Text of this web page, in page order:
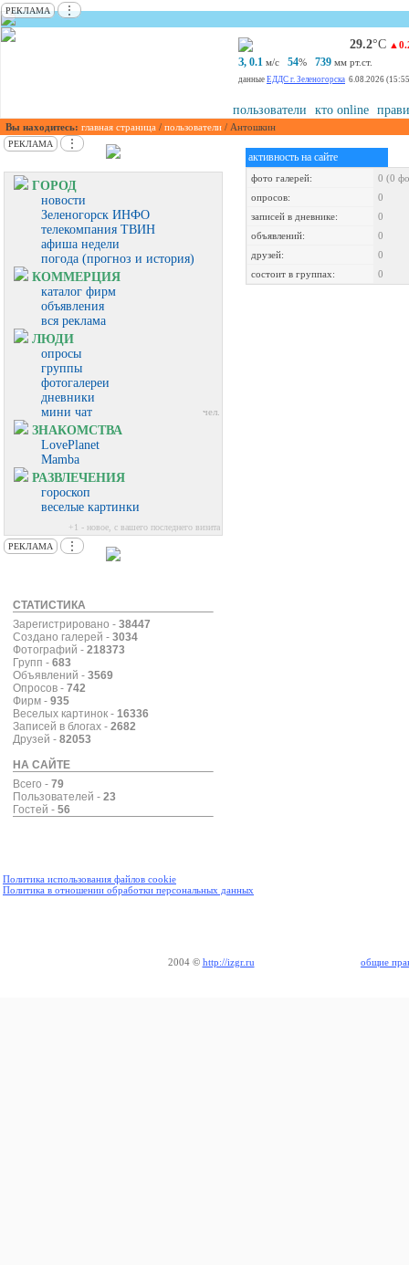
РЕКЛАМА ⋮
29.2°С
З, 0.1 м/с 54% 739 мм рт.ст.
данные ЕДДС г. Зеленогорска 6.08.2026
пользователи кто online
Вы находитесь: главная страница / пользователи / Антошкин
РЕКЛАМА ⋮
ГОРОД
новости
Зеленогорск ИНФО
телекомпания ТВИН
афиша недели
погода (прогноз и история)
КОММЕРЦИЯ
каталог фирм
объявления
вся реклама
ЛЮДИ
опросы
группы
фотогалереи
дневники
мини чат
чел.
ЗНАКОМСТВА
LovePlanet
Mamba
РАЗВЛЕЧЕНИЯ
гороскоп
веселые картинки
+1 - новое, с вашего последнего визита
РЕКЛАМА
⋮
СТАТИСТИКА
Зарегистрировано - 38447
Создано галерей - 3034
Фотографий - 218373
Групп - 683
Объявлений - 3569
Опросов - 742
Фирм - 935
Веселых картинок - 16336
Записей в блогах - 2682
Друзей - 82053
НА САЙТЕ
Всего - 79
Пользователей - 23
Гостей - 56
активность на сайте
фото галерей:
0 (0
опросов:
0
записей в дневнике:
0
объявлений:
0
друзей:
0
состоит в группах:
0
Политика использования файлов cookie
Политика в отношении обработки персональных данных
2004 © http://izgr.ru общие